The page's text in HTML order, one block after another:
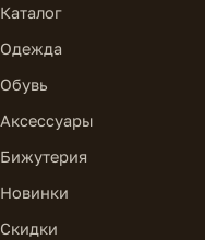
Каталог
Одежда
Обувь
Аксессуары
Бижутерия
Новинки
Скидки